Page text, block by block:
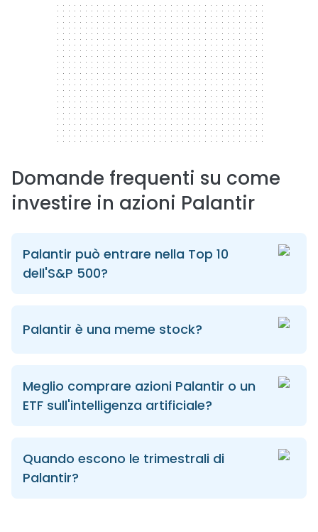
Domande frequenti su come
investire in azioni Palantir
Palantir può entrare nella Top 10
dell'S&P 500?
Palantir è una meme stock?
Meglio comprare azioni Palantir o un
ETF sull'intelligenza artificiale?
Quando escono le trimestrali di
Palantir?